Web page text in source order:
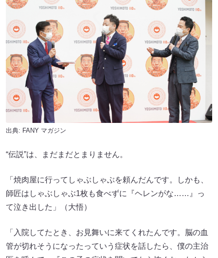
出典: FANY マガジン
“伝説”は、まだまだとまりません。
「焼肉屋に行ってしゃぶしゃぶを頼んだんです。しかも、
師匠はしゃぶしゃぶ1枚も食べずに『ヘレンがな……』っ
て泣き出した」（大悟）
「入院してたとき、お見舞いに来てくれたんです。脳の血
管が切れそうになったっていう症状を話したら、僕の主治